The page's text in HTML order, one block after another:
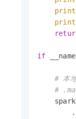
print
print
if
# 本
#